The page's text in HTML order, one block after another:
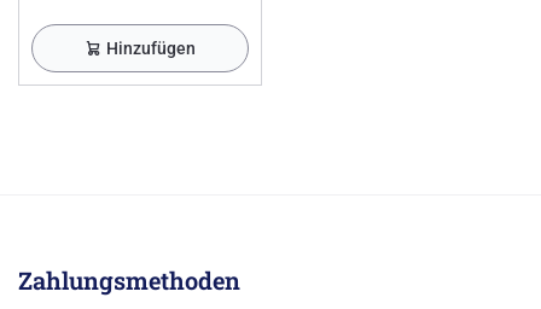
Hinzufügen
Zahlungsmethoden